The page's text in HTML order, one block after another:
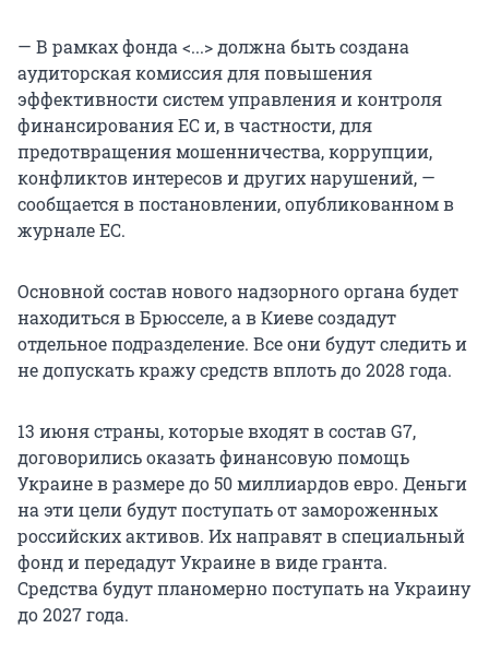
— В рамках фонда <...> должна быть создана
аудиторская комиссия для повышения
эффективности систем управления и контроля
финансирования ЕС и, в частности, для
предотвращения мошенничества, коррупции,
конфликтов интересов и других нарушений, —
сообщается в постановлении, опубликованном в
журнале ЕС.
Основной состав нового надзорного органа будет
находиться в Брюсселе, а в Киеве создадут
отдельное подразделение. Все они будут следить и
не допускать кражу средств вплоть до 2028 года.
13 июня страны, которые входят в состав G7,
договорились оказать финансовую помощь
Украине в размере до 50 миллиардов евро. Деньги
на эти цели будут поступать от замороженных
российских активов. Их направят в специальный
фонд и передадут Украине в виде гранта.
Средства будут планомерно поступать на Украину
до 2027 года.